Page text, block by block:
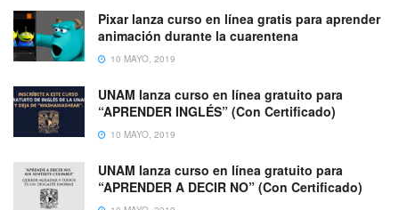
Pixar lanza curso en línea gratis para aprender
animación durante la cuarentena
10 MAYO, 2019
UNAM lanza curso en línea gratuito para
“APRENDER INGLÉS” (Con Certificado)
10 MAYO, 2019
UNAM lanza curso en línea gratuito para
“APRENDER A DECIR NO” (Con Certificado)